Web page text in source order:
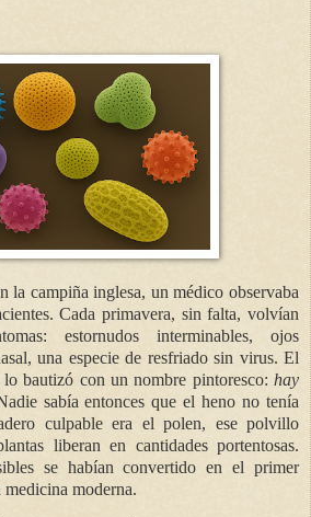
la campiña inglesa, un médico observaba
Cada primavera, sin falta, volvían
estornudos interminables, ojos
una especie de resfriado sin virus. El
lo bautizó con un nombre pintoresco: hay
sabía entonces que el heno no tenía
culpable era el polen, ese polvillo
liberan en cantidades portentosas.
se habían convertido en el primer
moderna.